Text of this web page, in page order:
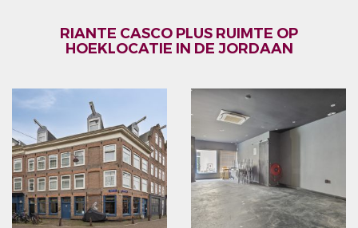
RIANTE CASCO PLUS RUIMTE OP
HOEKLOCATIE IN DE JORDAAN